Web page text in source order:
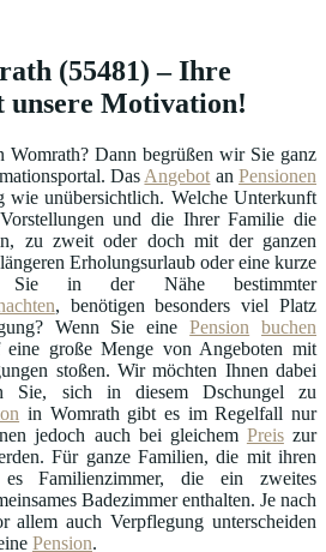
(55481) – Ihre
unsere Motivation!
Womrath? Dann begrüßen wir Sie ganz
Das Angebot anPensionen
wie unübersichtlich. Welche Unterkunft
und die Ihrer Familie die
zu zweit oder doch mit der ganzen
Erholungsurlaub oder eine kurze
Sie in der Nähe bestimmter
, benötigen besonders viel Platz
Wenn Sie einePension
buchen
eine große Menge von Angeboten mit
stoßen. Wir möchten Ihnen dabei
Sie, sich in diesem Dschungel zu
in Womrath gibt es im Regelfall nur
jedoch auch bei gleichem Preiszur
Für ganze Familien, die mit ihren
Familienzimmer, die ein zweites
Badezimmer enthalten. Je nach
allem auch Verpflegung unterscheiden
Pension.